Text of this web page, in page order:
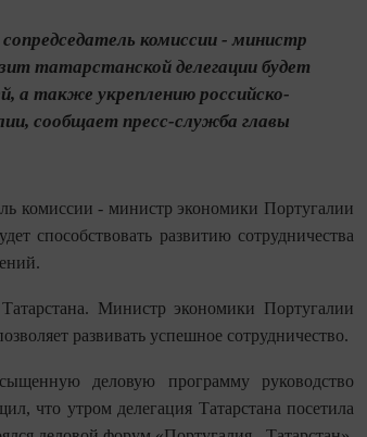
комиссии - министр
татарстанской делегации будет
а также укреплению российско-
сообщает пресс-служба главы
комиссии - министр экономики Португалии
способствовать развитию сотрудничества
Министр экономики Португалии
развивать успешное сотрудничество.
деловую программу руководство
что утром делегация Татарстана посетила